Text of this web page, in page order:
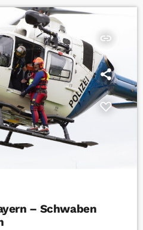
insert_link
– Schwaben